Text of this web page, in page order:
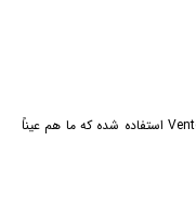
در اپلیکیشن و سایت این برنامه از واژه‌ی Ventoy استفاده شده که ما هم عیناً‌